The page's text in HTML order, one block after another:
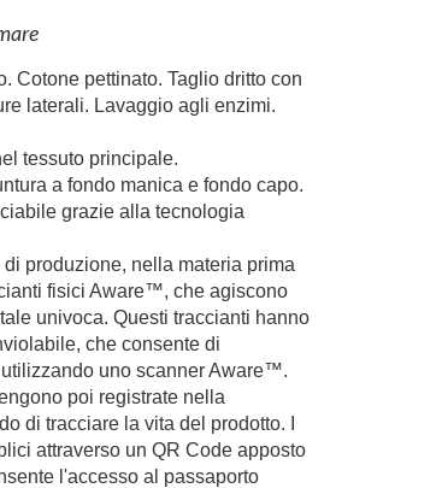
Cotone pettinato. Taglio dritto con
laterali. Lavaggio agli enzimi.
tessuto principale.
a fondo manica e fondo capo.
grazie alla tecnologia
produzione, nella materia prima
fisici Aware™, che agiscono
univoca. Questi traccianti hanno
che consente di
uno scanner Aware™.
poi registrate nella
di tracciare la vita del prodotto. I
attraverso un QR Code apposto
l'accesso al passaporto